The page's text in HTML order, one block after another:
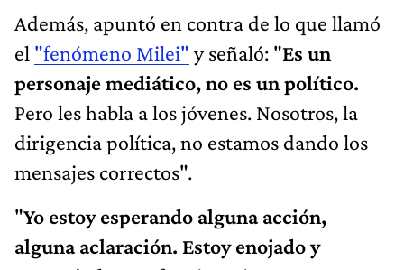
Además, apuntó en contra de lo que llamó
el "fenómeno Milei" y señaló: "Es un
personaje mediático, no es un político.
Pero les habla a los jóvenes. Nosotros, la
dirigencia política, no estamos dando los
mensajes correctos".
"Yo estoy esperando alguna acción,
alguna aclaración. Estoy enojado y